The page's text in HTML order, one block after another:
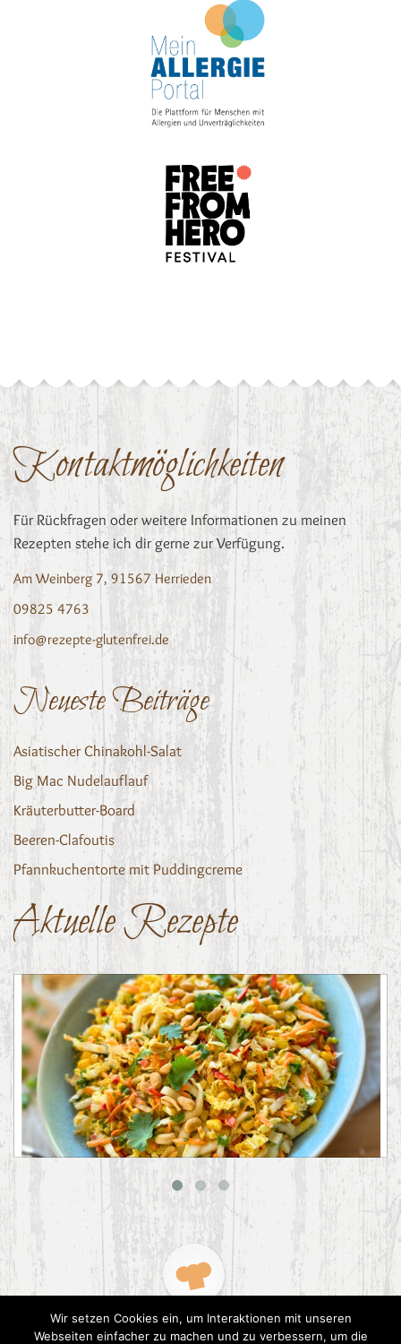
Kontaktmöglichkeiten
Für Rückfragen oder weitere Informationen zu meinen
Rezepten stehe ich dir gerne zur Verfügung.
Am Weinberg 7, 91567 Herrieden
09825 4763
info@rezepte-glutenfrei.de
Neueste Beiträge
Asiatischer Chinakohl-Salat
Big Mac Nudelauflauf
Kräuterbutter-Board
Beeren-Clafoutis
Pfannkuchentorte mit Puddingcreme
Aktuelle Rezepte
Asiatischer Chinakohl-Salat
Wir setzen Cookies ein, um Interaktionen mit unseren
Webseiten einfacher zu machen und zu verbessern, um die